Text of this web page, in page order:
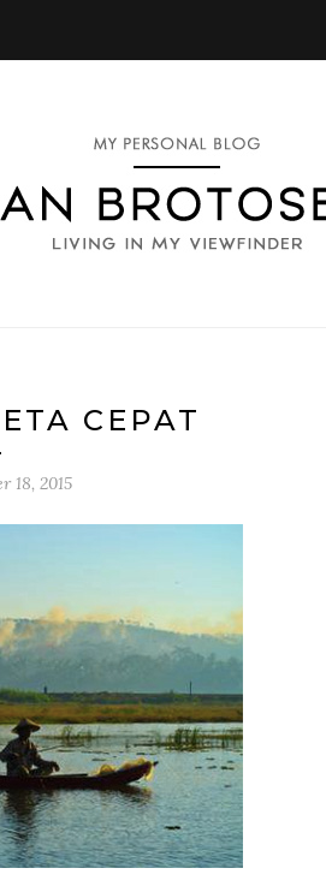
CEPAT
18, 2015